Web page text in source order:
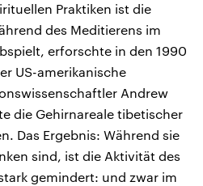
Praktiken ist die
des Meditierens im
erforschte in den 1990
US-amerikanische
Andrew
die Gehirnareale tibetischer
Das Ergebnis: Während sie
sind, ist die Aktivität des
gemindert: und zwar im